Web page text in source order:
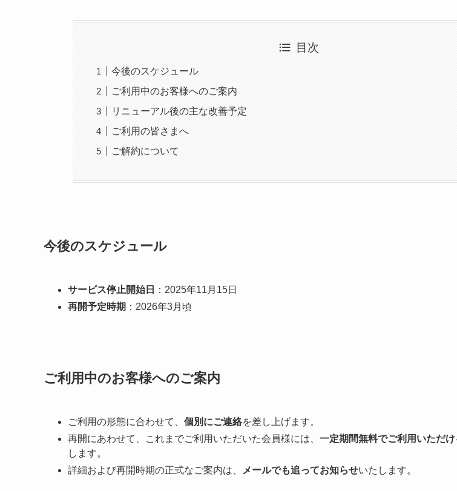
目次
今後のスケジュール
ご利用中のお客様へのご案内
リニューアル後の主な改善予定
ご利用の皆さまへ
ご解約について
今後のスケジュール
サービス停止開始日
：2025年11月15日
再開予定時期 ：2026年3月頃
ご利用中のお客様へのご案内
ご利用の形態に合わせて、 個別にご連絡を差し上げます。
再開にあわせて、これまでご利用いただいた会員様には、 一定期間無料でご利用いただ
します。
詳細および再開時期の正式なご案内は、
メールでも追ってお知らせいたします。